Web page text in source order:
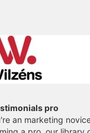
pro
an marketing